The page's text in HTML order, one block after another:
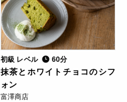
初級 レベル 60分
抹茶とホワイトチョコのシフ
ォン
富澤商店